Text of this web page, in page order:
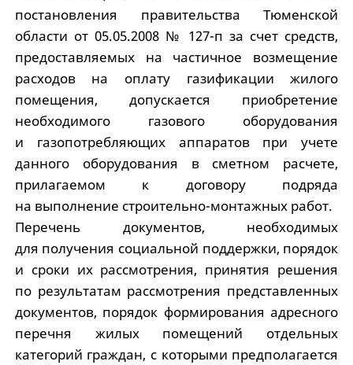
постановления правительства Тюменской
области от 05.05.2008 № 127-п за счет средств,
предоставляемых на частичное возмещение
расходов на оплату газификации жилого
помещения, допускается приобретение
необходимого газового оборудования
и газопотребляющих аппаратов при учете
данного оборудования в сметном расчете,
прилагаемом к договору подряда
на выполнение строительно-монтажных работ.
Перечень документов, необходимых
для получения социальной поддержки, порядок
и сроки их рассмотрения, принятия решения
по результатам рассмотрения представленных
документов, порядок формирования адресного
перечня жилых помещений отдельных
категорий граждан, с которыми предполагается